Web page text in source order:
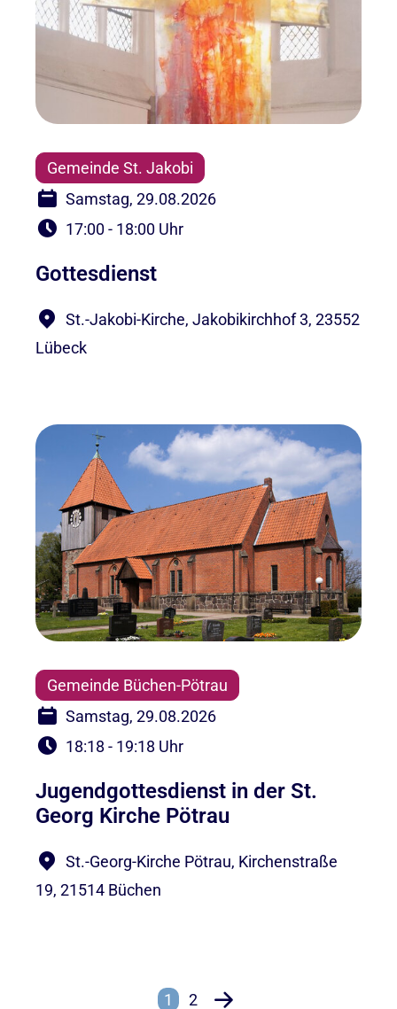
Gemeinde St. Jakobi
Samstag, 29.08.2026
17:00 - 18:00 Uhr
Gottesdienst
St.-Jakobi-Kirche, Jakobikirchhof 3, 23552
Lübeck
Gemeinde Büchen-Pötrau
Samstag, 29.08.2026
18:18 - 19:18 Uhr
Jugendgottesdienst in der St.
Georg Kirche Pötrau
St.-Georg-Kirche Pötrau, Kirchenstraße
19, 21514 Büchen
1 2